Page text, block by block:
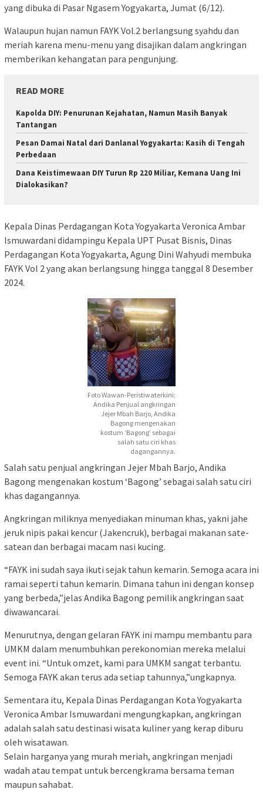
yang dibuka di Pasar Ngasem Yogyakarta, Jumat (6/12).
Walaupun hujan namun FAYK Vol.2 berlangsung syahdu dan
meriah karena menu-menu yang disajikan dalam angkringan
memberikan kehangatan para pengunjung.
READ MORE
Kapolda DIY: Penurunan Kejahatan, Namun Masih Banyak
Tantangan
Pesan Damai Natal dari Danlanal Yogyakarta: Kasih di Tengah
Perbedaan
Dana Keistimewaan DIY Turun Rp 220 Miliar, Kemana Uang Ini
Dialokasikan?
Kepala Dinas Perdagangan Kota Yogyakarta Veronica Ambar
Ismuwardani didampingu Kepala UPT Pusat Bisnis, Dinas
Perdagangan Kota Yogyakarta, Agung Dini Wahyudi membuka
FAYK Vol 2 yang akan berlangsung hingga tanggal 8 Desember
2024.
Foto Wawan-Peristiwaterkini;
Andika Penjual angkringan
Jejer Mbah Barjo, Andika
Bagong mengenakan
kostum ‘Bagong’ sebagai
salah satu ciri khas
dagangannya.
Salah satu penjual angkringan Jejer Mbah Barjo, Andika
Bagong mengenakan kostum ‘Bagong’ sebagai salah satu ciri
khas dagangannya.
Angkringan miliknya menyediakan minuman khas, yakni jahe
jeruk nipis pakai kencur (Jakencruk), berbagai makanan sate-
satean dan berbagai macam nasi kucing.
“FAYK ini sudah saya ikuti sejak tahun kemarin. Semoga acara ini
ramai seperti tahun kemarin. Dimana tahun ini dengan konsep
yang berbeda,”jelas Andika Bagong pemilik angkringan saat
diwawancarai.
Menurutnya, dengan gelaran FAYK ini mampu membantu para
UMKM dalam menumbuhkan perekonomian mereka melalui
event ini. “Untuk omzet, kami para UMKM sangat terbantu.
Semoga FAYK akan terus ada setiap tahunnya,”ungkapnya.
Sementara itu, Kepala Dinas Perdagangan Kota Yogyakarta
Veronica Ambar Ismuwardani mengungkapkan, angkringan
adalah salah satu destinasi wisata kuliner yang kerap diburu
oleh wisatawan.
Selain harganya yang murah meriah, angkringan menjadi
wadah atau tempat untuk bercengkrama bersama teman
maupun sahabat.